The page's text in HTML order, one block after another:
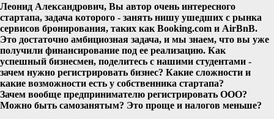
Леонид Александрович, Вы автор очень интересного
стартапа, задача которого - занять нишу ушедших с рынка
сервисов бронирования, таких как Booking.com и AirBnB.
Это достаточно амбициозная задача, и мы знаем, что вы уже
получили финансирование под ее реализацию. Как
успешный бизнесмен, поделитесь с нашими студентами -
зачем нужно регистрировать бизнес? Какие сложности и
какие возможности есть у собственника стартапа?
Зачем вообще предпринимателю регистрировать ООО?
Можно быть самозанятым? Это проще и налогов меньше?